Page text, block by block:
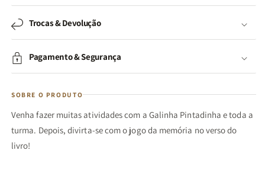
Trocas & Devolução
Pagamento & Segurança
SOBRE O PRODUTO
Venha fazer muitas atividades com a Galinha Pintadinha e toda a
turma. Depois, divirta-se com o jogo da memória no verso do
livro!